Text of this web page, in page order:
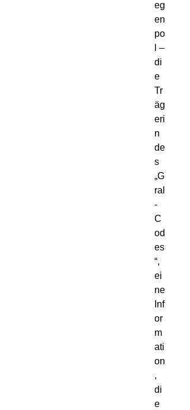
eg
en
po
l –
di
e
Tr
äg
eri
n
de
s
„G
ral
-
C
od
es
“,
ei
ne
Inf
or
m
ati
on
,
di
e